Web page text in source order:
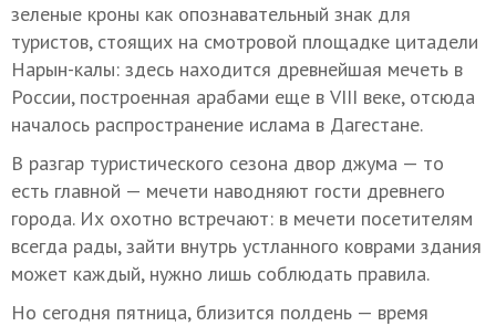
зеленые кроны как опознавательный знак для
туристов, стоящих на смотровой площадке цитадели
Нарын-калы: здесь находится древнейшая мечеть в
России, построенная арабами еще в VIII веке, отсюда
началось распространение ислама в Дагестане.
В разгар туристического сезона двор джума — то
есть главной — мечети наводняют гости древнего
города. Их охотно встречают: в мечети посетителям
всегда рады, зайти внутрь устланного коврами здания
может каждый, нужно лишь соблюдать правила.
Но сегодня пятница, близится полдень — время